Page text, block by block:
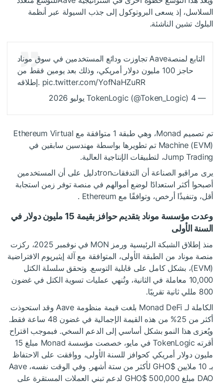
السلاسل، إذ يسعى البروتوكول إلى جذب السيولة عبر أنظمة
البلوك تشين الناشئة.
تجاوزت ودائع المستخدمين في سوق موناد Aaveالتابع لمنصة
حاجز 100 مليون دولار أمريكي، وذلك بعد يومين فقط من
إطلاقه. pic.twitter.com/YofNaHZuRR
— TokenLogic (@Token_Logic) 4 يوليو 2026
تم تصميم Monad، وهي طبقة 1 متوافقة مع Ethereum Virtual
Machine (EVM) تم تطويرها بواسطة مهندسين سابقين في
Jump Trading، لتطبيقات الإنتاجية العالية.
يرى مراقبو الصناعة أن التدفقاتtronدليل على أن المستخدمين
أصبحوا أكثر استعدادًا لوضع أموالهم في منصة توفر زمن استجابة
أقل، وتنفيذًا أرخص، وتوافقًا مع Ethereum .
وعدت مؤسسة موناد بتقديم حوافز بقيمة 15 مليون دولار في
السنة الأولى
منذ إطلاق الشبكة الرئيسية ورمز MON في نوفمبر 2025، ركزت
منصة موناد من الطبقة الأولى، المتوافقة مع آلة إيثيريوم الافتراضية
(EVM)، بشكل كامل على قابلية التوسع. وتحقق سلسلة الكتل
10,000 معاملة في الثانية، وتُنهي عمليات تسوية الكتل في غضون
800 مللي ثانية تقريبًا.
الكاملة لـ Monad DeFi بلغت قيمة منظومة Aave
وقد استحوذت
أكثر من 25% من هذه القيمة الإجمالية في غضون 48 ساعة فقط.
ويُعزى هذا النمو بشكل أساسي إلى الدعم السخي. فبموجب اقتراح
أقرته TokenLogic في مايو، خصصت مؤسسة Monad مبلغ 15
مليون دولار أمريكي كحوافز للسنة الأولى، ووافقت على الاحتفاظ
بـ 10 ملايين
$GHO
لأكثر من ستة أشهر. وفي الوقت نفسه، Aave
DAO مبلغ 500,000
$GHO لدعم تبني العملات المستقرة على